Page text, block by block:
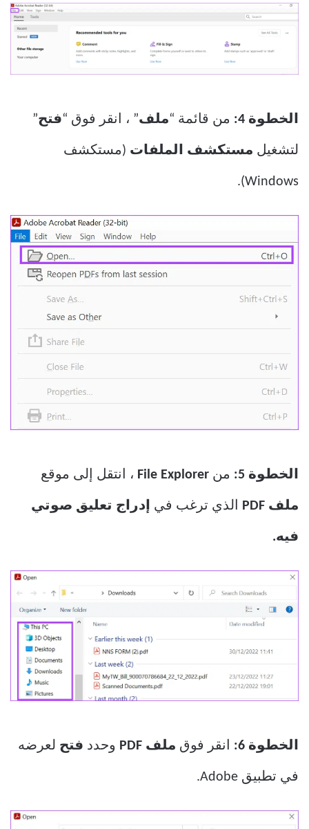
الخطوة 4: من قائمة “ملف” ، انقر فوق “فتح”
لتشغيل مستكشف الملفات (مستكشف
Windows).
الخطوة 5: من File Explorer ، انتقل إلى موقع
ملف PDF الذي ترغب في إدراج تعليق صوتي
فيه.
الخطوة 6: انقر فوق ملف PDF وحدد فتح لعرضه
في تطبيق Adobe.